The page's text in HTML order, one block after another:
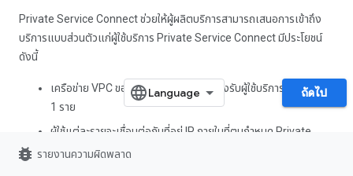
Private Service Connect ช่วยให้ผู้ผลิตบริการสามารถเสนอการเข้าถึง
บริการแบบส่วนตัวแก่ผู้ใช้บริการ Private Service Connect มีประโยชน์
ดังนี้
เครือข่าย VPC ของผู้ให้บริการสามารถรองรับผู้ใช้บริการได้มากกว่า
1 ราย
ผู้ใช้แต่ละรายจะเชื่อมต่อกับที่อยู่ IP ภายในที่ตนกำหนด Private
Service Connect จะทำการแปลที่อยู่เครือข่าย (NAT) เพื่อกำหนด
ถัดไป
bug_report รายงานความผิดพลาด